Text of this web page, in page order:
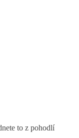
to z pohodlí